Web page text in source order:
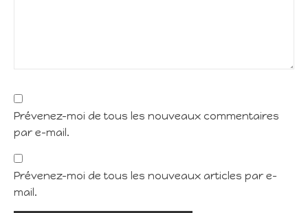
Prévenez-moi de tous les nouveaux commentaires
par e-mail.
Prévenez-moi de tous les nouveaux articles par e-
mail.